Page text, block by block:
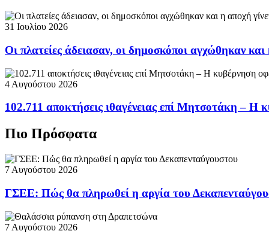
31 Ιουλίου 2026
Οι πλατείες άδειασαν, οι δημοσκόποι αγχώθηκαν και
4 Αυγούστου 2026
102.711 αποκτήσεις ιθαγένειας επί Μητσοτάκη – Η
Πιο Πρόσφατα
7 Αυγούστου 2026
ΓΣΕΕ: Πώς θα πληρωθεί η αργία του
7 Αυγούστου 2026